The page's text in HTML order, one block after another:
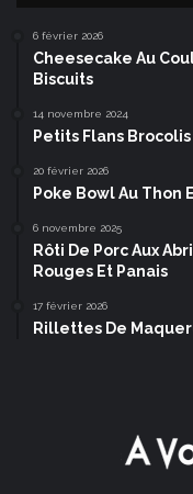
6 février 2026
Cheesecake Au
Biscuits
14 novembre 2024
Petits Flans
20 février 2026
Poke Bowl Au Thon
6 novembre 2025
Rôti De Porc Aux
Rouges Et Panais
17 février 2026
Rillettes De